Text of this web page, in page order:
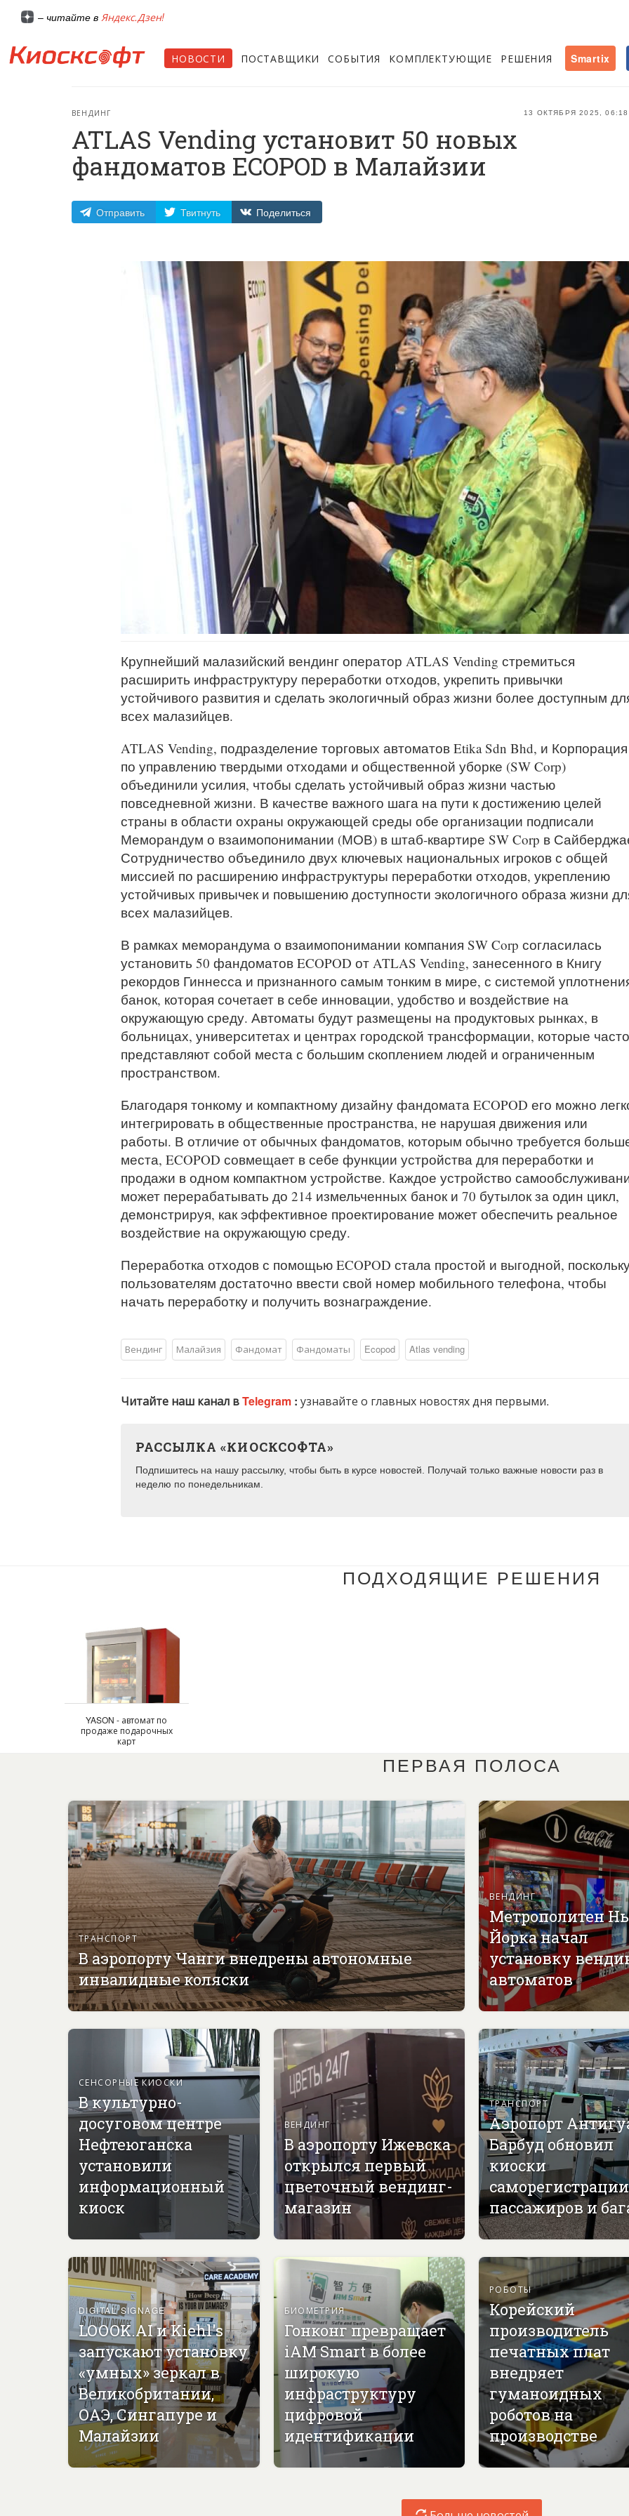
– читайте в Яндекс.Дзен!
НОВОСТИ ПОСТАВЩИКИ СОБЫТИЯ КОМПЛЕКТУЮЩИЕ РЕШЕНИЯ Smartix
13 ОКТЯБРЯ 2025, 06:18
ВЕНДИНГ
ATLAS Vending установит 50 новых
фандоматов ECOPOD в Малайзии
Отправить Твитнуть Поделиться
Крупнейший малазийский вендинг оператор ATLAS Vending стремиться
расширить инфраструктуру переработки отходов, укрепить привычки
устойчивого развития и сделать экологичный образ жизни более доступным
всех малазийцев.
ATLAS Vending, подразделение торговых автоматов Etika Sdn Bhd, и Корпорация
по управлению твердыми отходами и общественной уборке (SW Corp)
объединили усилия, чтобы сделать устойчивый образ жизни частью
повседневной жизни. В качестве важного шага на пути к достижению целей
страны в области охраны окружающей среды обе организации подписали
Меморандум о взаимопонимании (МОВ) в штаб-квартире SW Corp в
Сотрудничество объединило двух ключевых национальных игроков с общей
миссией по расширению инфраструктуры переработки отходов, укреплению
устойчивых привычек и повышению доступности экологичного образа жизни
всех малазийцев.
В рамках меморандума о взаимопонимании компания SW Corp согласилась
установить 50 фандоматов ECOPOD от ATLAS Vending, занесенного в Книгу
рекордов Гиннесса и признанного самым тонким в мире, с системой
банок, которая сочетает в себе инновации, удобство и воздействие на
окружающую среду. Автоматы будут размещены на продуктовых рынках, в
больницах, университетах и центрах городской трансформации, которые часто
представляют собой места с большим скоплением людей и ограниченным
пространством.
Благодаря тонкому и компактному дизайну фандомата ECOPOD его можно
интегрировать в общественные пространства, не нарушая движения или
работы. В отличие от обычных фандоматов, которым обычно требуется
места, ECOPOD совмещает в себе функции устройства для переработки и
продажи в одном компактном устройстве. Каждое устройство
может перерабатывать до 214 измельченных банок и 70 бутылок за один цикл,
демонстрируя, как эффективное проектирование может обеспечить реальное
воздействие на окружающую среду.
Переработка отходов с помощью ECOPOD стала простой и выгодной,
пользователям достаточно ввести свой номер мобильного телефона, чтобы
начать переработку и получить вознаграждение.
Вендинг Малайзия Фандомат Фандоматы Ecopod Atlas vending
Читайте наш канал вTelegram : узнавайте о главных новостях дня первыми.
РАССЫЛКА «КИОСКСОФТА»
Подпишитесь на нашу рассылку, чтобы быть в курсе новостей. Получай только важные новости раз в
неделю по понедельникам.
ПОДХОДЯЩИЕ РЕШЕНИЯ
YASON - автомат по
продаже подарочных
карт
ПЕРВАЯ ПОЛОСА
ТРАНСПОРТ
В аэропорту Чанги внедрены автономные
инвалидные коляски
ВЕНДИНГ
Метрополитен
Йорка начал
установку
автоматов
СЕНСОРНЫЕ КИОСКИ
В культурно-
досуговом центре
Нефтеюганска
установили
информационный
киоск
ВЕНДИНГ
В аэропорту Ижевска
открылся первый
цветочный вендинг-
магазин
ТРАНСПОРТ
Аэропорт
Барбуд обновил
киоски
саморегистрации
пассажиров и
DIGITAL SIGNAGE
LOOOK.AI и Kiehl's
запускают установку
«умных» зеркал в
Великобритании,
ОАЭ, Сингапуре и
Малайзии
БИОМЕТРИЯ
Гонконг превращает
iAM Smart в более
широкую
инфраструктуру
цифровой
идентификации
РОБОТЫ
Корейский
производитель
печатных плат
внедряет
гуманоидных
роботов на
производстве